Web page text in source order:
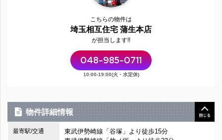
こちらの物件は
埼玉相互住宅 蒲生本店
が担当します!!
048-985-0711
10:00-19:00(火・水定休)
物件詳細情報
最寄駅/交通
東武伊勢崎線「谷塚」より徒歩15分